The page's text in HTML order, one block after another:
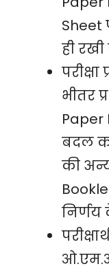
Sheet
ही रखी
भीतर
Paper
बदल
की
निर्णय